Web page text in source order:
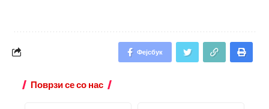
Фејсбук
Поврзи се со нас